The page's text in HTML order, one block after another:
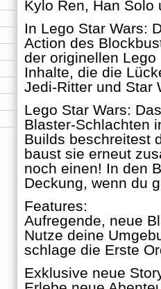
Kylo Ren, Han
In Lego Star Wars:
Action des
der originellen
Inhalte, die die
Jedi-Ritter und Star
Lego Star Wars:
Blaster-Schlachten
Builds beschreitest
baust sie erneut
noch einen! In den
Deckung, wenn du
Features:
Aufregende, neue
Nutze deine
schlage die Erste
Exklusive neue